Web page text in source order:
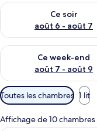
Ce soir
août 6 - août 7
Vérifier la disponibilité
Ce week-end
août 7 - août 9
Vérifier la disponibilité
Filtres
disponibles
pour
les
Toutes les chambres 1 lit
Affichage de 10 chambres